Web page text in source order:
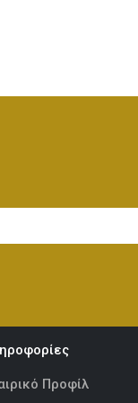
50εκ
(€70.00)
Προφίλ